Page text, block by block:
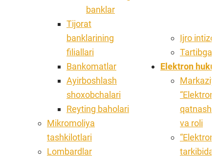
banklar
Tijorat
banklarining
filiallari
Bankomatlar
Ayirboshlash
shoxobchalari
Reyting baholari
Mikromoliya
tashkilotlari
Lombardlar
Ijro
Tartibga
Elektron
Markaziy
“Elektron
va roli
“Elektron
tarkibida